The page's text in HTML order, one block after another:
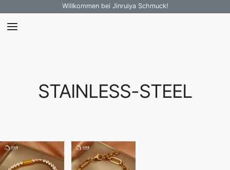
Willkommen bei Jinruiya Schmuck!
STAINLESS-STEEL